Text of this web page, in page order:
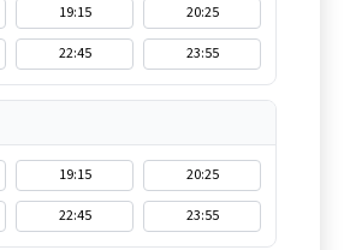
19:15
20:25
22:45 23:55
19:15
20:25
22:45 23:55